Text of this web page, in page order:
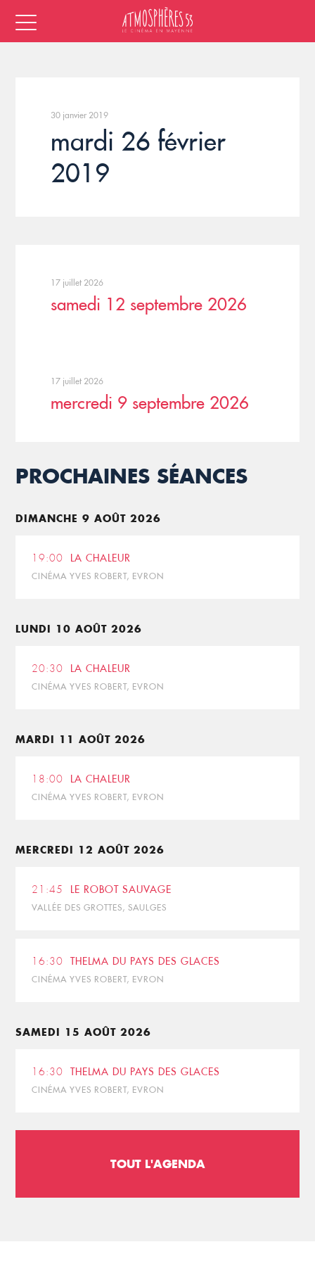
30 janvier 2019
mardi 26 février
2019
17 juillet 2026
samedi 12 septembre 2026
17 juillet 2026
mercredi 9 septembre 2026
PROCHAINES SÉANCES
DIMANCHE 9 AOÛT 2026
19:00 LA CHALEUR
CINÉMA YVES ROBERT, EVRON
LUNDI 10 AOÛT 2026
20:30 LA CHALEUR
CINÉMA YVES ROBERT, EVRON
MARDI 11 AOÛT 2026
18:00 LA CHALEUR
CINÉMA YVES ROBERT, EVRON
MERCREDI 12 AOÛT 2026
21:45 LE ROBOT SAUVAGE
VALLÉE DES GROTTES, SAULGES
16:30 THELMA DU PAYS DES GLACES
CINÉMA YVES ROBERT, EVRON
SAMEDI 15 AOÛT 2026
16:30 THELMA DU PAYS DES GLACES
CINÉMA YVES ROBERT, EVRON
TOUT L'AGENDA